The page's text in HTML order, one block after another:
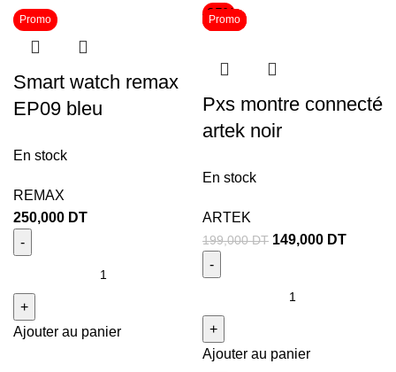
Smart watch remax
EP09 bleu
En stock
REMAX
250,000 DT
Ajouter au panier
-25%
Promo
Pxs montre connecté
artek noir
En stock
ARTEK
199,000DT 149,000 DT
Ajouter au panier
Promo Promo
Promo